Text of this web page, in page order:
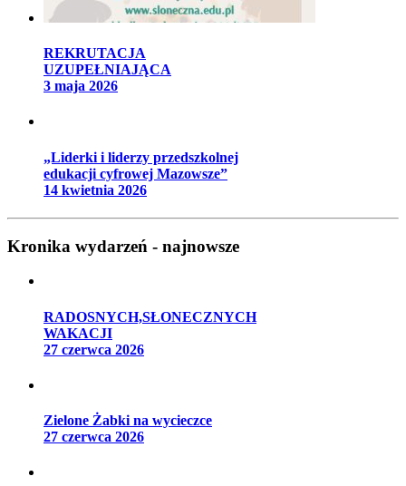
REKRUTACJA
UZUPEŁNIAJĄCA
3 maja 2026
„Liderki i liderzy przedszkolnej
edukacji cyfrowej Mazowsze”
14 kwietnia 2026
Kronika wydarzeń - najnowsze
RADOSNYCH,SŁONECZNYCH
WAKACJI
27 czerwca 2026
Zielone Żabki na wycieczce
27 czerwca 2026